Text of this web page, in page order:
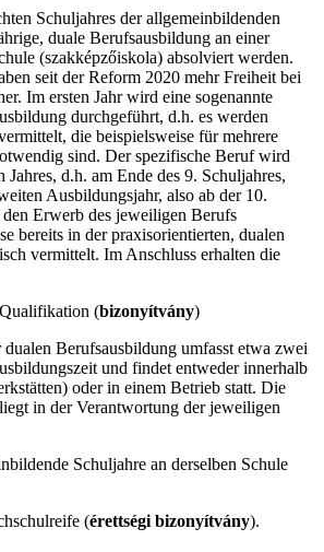
Schuljahres der allgemeinbildenden
duale Berufsausbildung an einer
(szakképzőiskola) absolviert werden.
seit der Reform 2020 mehr Freiheit bei
Im ersten Jahr wird eine sogenannte
durchgeführt, d.h. es werden
die beispielsweise für mehrere
sind. Der spezifische Beruf wird
Jahres, d.h. am Ende des 9. Schuljahres,
Ausbildungsjahr, also ab der 10.
Erwerb des jeweiligen Berufs
bereits in der praxisorientierten, dualen
vermittelt. Im Anschluss erhalten die
(bizonyítvány)
Berufsausbildung umfasst etwa zwei
und findet entweder innerhalb
oder in einem Betrieb statt. Die
in der Verantwortung der jeweiligen
Schuljahre an derselben Schule
(érettségi bizonyítvány).